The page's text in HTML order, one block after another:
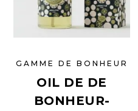
GAMME DE BONHEUR
OIL DE DE
BONHEUR-